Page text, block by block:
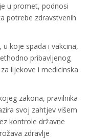
u promet, podnosi
potrebe zdravstvenih
koje spada i vakcina,
pribavljenog
lijekove i medicinska
zakona, pravilnika
svoj zahtjev višem
kontrole državne
zdravlje